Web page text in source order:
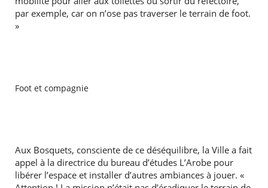
RECHERCHER ...
par exemple, car on n’ose pas traverser le terrain de foot.
»
Foot et compagnie
Aux Bosquets, consciente de ce déséquilibre, la Ville a fait
appel à la directrice du bureau d’études L’Arobe pour
libérer l’espace et installer d’autres ambiances à jouer. «